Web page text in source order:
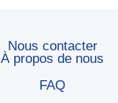
Nous contacter
À propos de nous
FAQ